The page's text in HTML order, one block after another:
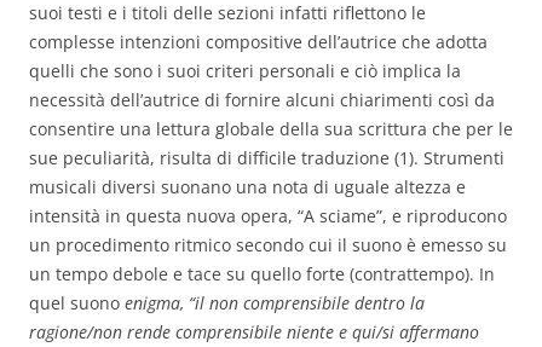
suoi testi e i titoli delle sezioni infatti riflettono le
complesse intenzioni compositive dell’autrice che adotta
quelli che sono i suoi criteri personali e ciò implica la
necessità dell’autrice di fornire alcuni chiarimenti così da
consentire una lettura globale della sua scrittura che per le
sue peculiarità, risulta di difficile traduzione (1). Strumenti
musicali diversi suonano una nota di uguale altezza e
intensità in questa nuova opera, “A sciame”, e riproducono
un procedimento ritmico secondo cui il suono è emesso su
un tempo debole e tace su quello forte (contrattempo). In
quel suono enigma, “il non comprensibile dentro la
ragione/non rende comprensibile niente e qui/si affermano